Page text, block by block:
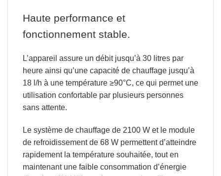
Haute performance et
fonctionnement stable.
L’appareil assure un débit jusqu’à 30 litres par
heure ainsi qu’une capacité de chauffage jusqu’à
18 l/h à une température ≥90°C, ce qui permet une
utilisation confortable par plusieurs personnes
sans attente.
Le système de chauffage de 2100 W et le module
de refroidissement de 68 W permettent d’atteindre
rapidement la température souhaitée, tout en
maintenant une faible consommation d’énergie